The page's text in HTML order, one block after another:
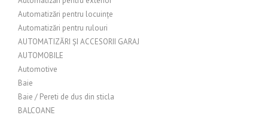
Automatizări pentru locuințe
Automatizări pentru rulouri
AUTOMATIZĂRI ȘI ACCESORII GARAJ
AUTOMOBILE
Automotive
Baie
Baie / Pereti de dus din sticla
BALCOANE